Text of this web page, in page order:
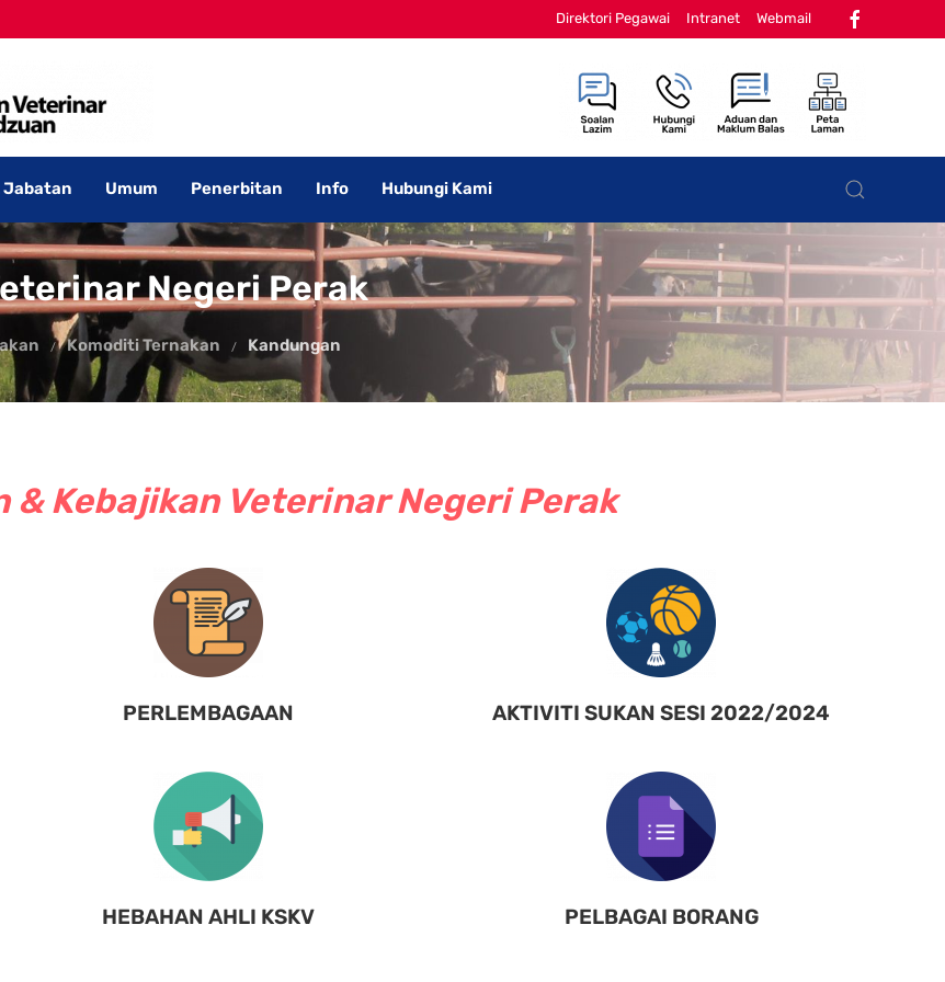
Direktori Pegawai Intranet Webmail
Jabatan Umum Penerbitan Info Hubungi Kami
Negeri Perak
Komoditi Ternakan Kandungan
& Kebajikan Veterinar Negeri Perak
PERLEMBAGAAN AKTIVITI SUKAN SESI 2022/2024
HEBAHAN AHLI KSKV PELBAGAI BORANG